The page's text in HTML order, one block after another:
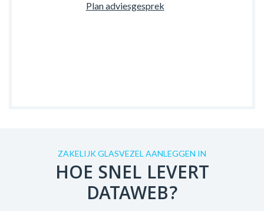
Plan adviesgesprek
ZAKELIJK GLASVEZEL AANLEGGEN IN
HOE SNEL LEVERT
DATAWEB?